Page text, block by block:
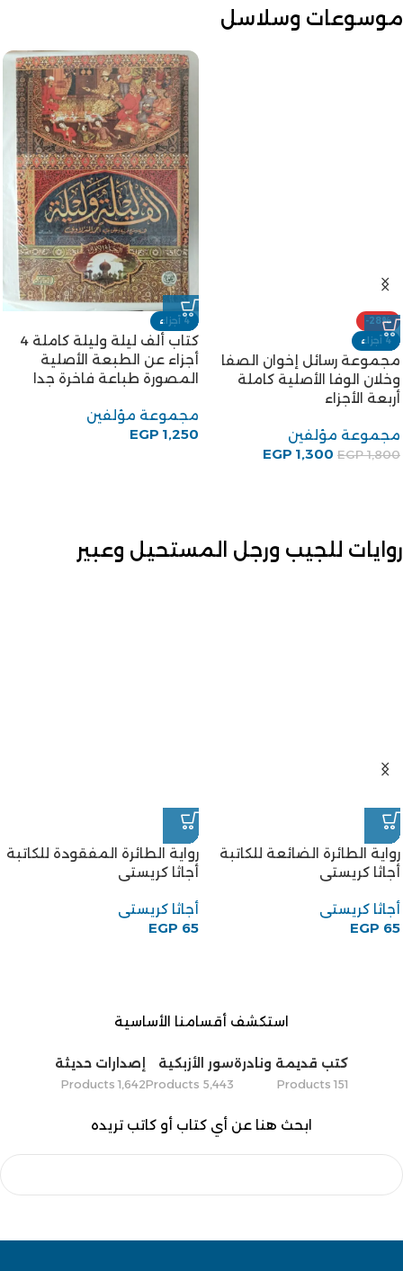
موسوعات وسلاسل
-28%
4 أجزاء
مجموعة رسائل إخوان الصفا
وخلان الوفا الأصلية كاملة
أربعة الأجزاء
مجموعة مؤلفين
EGP1,800
EGP 1,300
4 أجزاء
كتاب ألف ليلة وليلة كاملة 4
أجزاء عن الطبعة الأصلية
المصورة طباعة فاخرة جدا
مجموعة مؤلفين
EGP 1,250
روايات للجيب ورجل المستحيل وعبير
رواية الطائرة الضائعة للكاتبة
أجاثا كريستى
أجاثا كريستى
EGP 65
رواية الطائرة المفقودة للكاتبة
أجاثا كريستى
أجاثا كريستى
EGP 65
استكشف أقسامنا الأساسية
كتب قديمة ونادرة
151 Products
سور الأزبكية
5٬443 Products
إصدارات حديثة
1٬642 Products
ابحث هنا عن أي كتاب أو كاتب تريده